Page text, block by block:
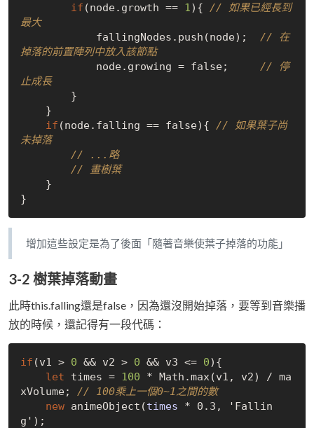
if (node.growth == 1 ){ // 如果已經長到
最大
            fallingNodes.push(node);
// 在
掉落的前置陣列中放入該節點
            node.growing =
false; // 停
止成長
if (node.falling == false){ // 如果葉子尚
未掉落
// ...略
// 畫樹葉
增加這些設定是為了後面「隨著音樂使葉子掉落的功能」
3-2 樹葉掉落動畫
此時this.falling還是false，因為還沒開始掉落，要等到音樂播
放的時候，還記得有一段代碼：
if (v1 > 0 && v2 > 0 && v3 <= 0){
let times = 100 * Math .max(v1, v2) / ma
xVolume; // 100乘上一個0~1之間的數
new animeObject(times * 0.3, 'Fallin
g') ;